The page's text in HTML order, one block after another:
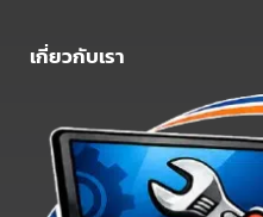
เกี่ยวกับเรา